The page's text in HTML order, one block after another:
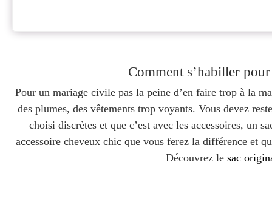
Comment s’habiller
Pour un mariage civile pas la peine d’en faire trop à la
des plumes, des vêtements trop voyants. Vous devez
choisi discrètes et que c’est avec les accessoires, un
accessoire cheveux chic que vous ferez la différence et
Découvrez le sac